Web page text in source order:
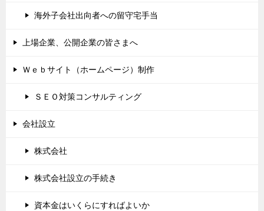
海外子会社出向者への留守宅手当
上場企業、公開企業の皆さまへ
Ｗｅｂサイト（ホームページ）制作
ＳＥＯ対策コンサルティング
会社設立
株式会社
株式会社設立の手続き
資本金はいくらにすればよいか